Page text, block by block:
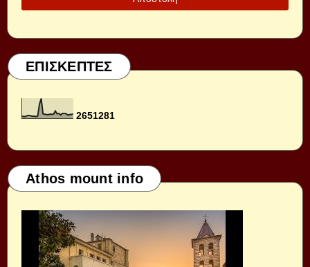
ΕΠΙΣΚΕΠΤΕΣ
2651281
Athos mount info